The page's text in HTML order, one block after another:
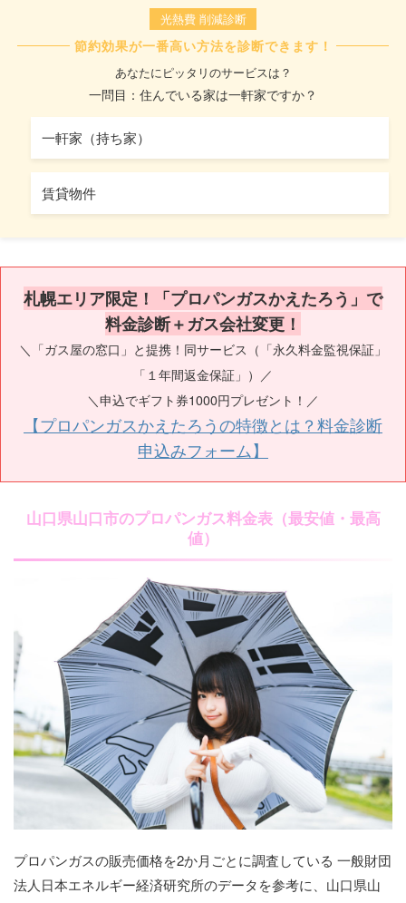
光熱費 削減診断
節約効果が一番高い方法を診断できます！
あなたにピッタリのサービスは？
一問目：住んでいる家は一軒家ですか？
一軒家（持ち家）
賃貸物件
札幌エリア限定！「プロパンガスかえたろう」で
料金診断＋ガス会社変更！
＼「ガス屋の窓口」と提携！同サービス（「永久料金監視保証」
「１年間返金保証」）／
＼申込でギフト券1000円プレゼント！／
【プロパンガスかえたろうの特徴とは？料金診断
申込みフォーム】
山口県山口市のプロパンガス料金表（最安値・最高
値）
プロパンガスの販売価格を2か月ごとに調査している 一般財団
法人日本エネルギー経済研究所のデータを参考に、山口県山